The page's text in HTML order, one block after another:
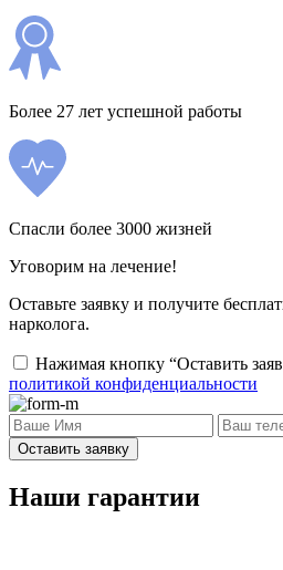
Более 27 лет успешной работы
Спасли более 3000 жизней
Уговорим на лечение!
Оставьте заявку и получите
нарколога.
Нажимая кнопку “Оставить
политикой конфиденциальности
Оставить заявку
Наши гарантии